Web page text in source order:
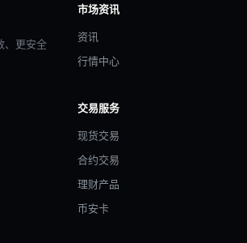
、更安全
市场资讯
资讯
行情中心
交易服务
现货交易
合约交易
理财产品
币安卡